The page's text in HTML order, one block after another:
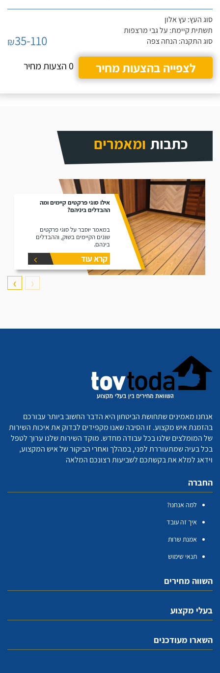
סוג העץ: עץ אלון
תשתית קיימת: על גבי מרצפות
סוג התקנה: הנחה צפה
₪35-110
לצפייה בהצעות מחיר
0 הצעות מחיר
כתבות ומאמרים
אילו סוגי פרקטים קיימים ומה
ההבדלים ביניהם?
במאמר יוסבר על סוגי פרקטים
שונים הקיימים בשוק, וההבדלים
בינהם.
קרא עוד
❮
❯
אנחנו מאמינים שתחושת הביטחון היא הדבר החשוב ביותר עבורכם
בהזמנת איש מקצוע. זו הסיבה שאנו מקפידים לבדוק את איכות השירות
של המומלצים שלנו בכל עבודה מחדש. מוקד השירות שלנו ערוך לטפל
בכל בעיה שמתעוררת לפני, במהלך ואחרי הביקור של איש המקצוע,
וידאג למלא את בקשתכם לשביעות רצונכם המלאה
החברה
למה אנחנו?
איך זה עובד
אמנת שרות
תנאי שימוש
השווה מחירים
בעלי מקצוע
השארו מעודכנים